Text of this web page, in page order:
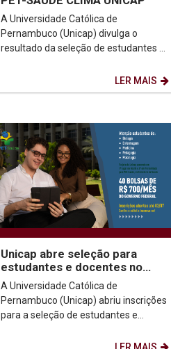
A Universidade Católica de
Pernambuco (Unicap) divulga o
resultado da seleção de estudantes e
Educação pelo Trabalho para a
Saúde...
LER MAIS
Unicap abre seleção para
estudantes e docentes no
PET-Saúde: Clima
A Universidade Católica de
Pernambuco (Unicap) abriu inscrições
para a seleção de estudantes e
Programa de Educação pelo...